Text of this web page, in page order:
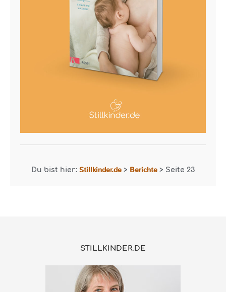
Du bist hier: Stillkinder.de > Berichte > Seite 23
STILLKINDER.DE